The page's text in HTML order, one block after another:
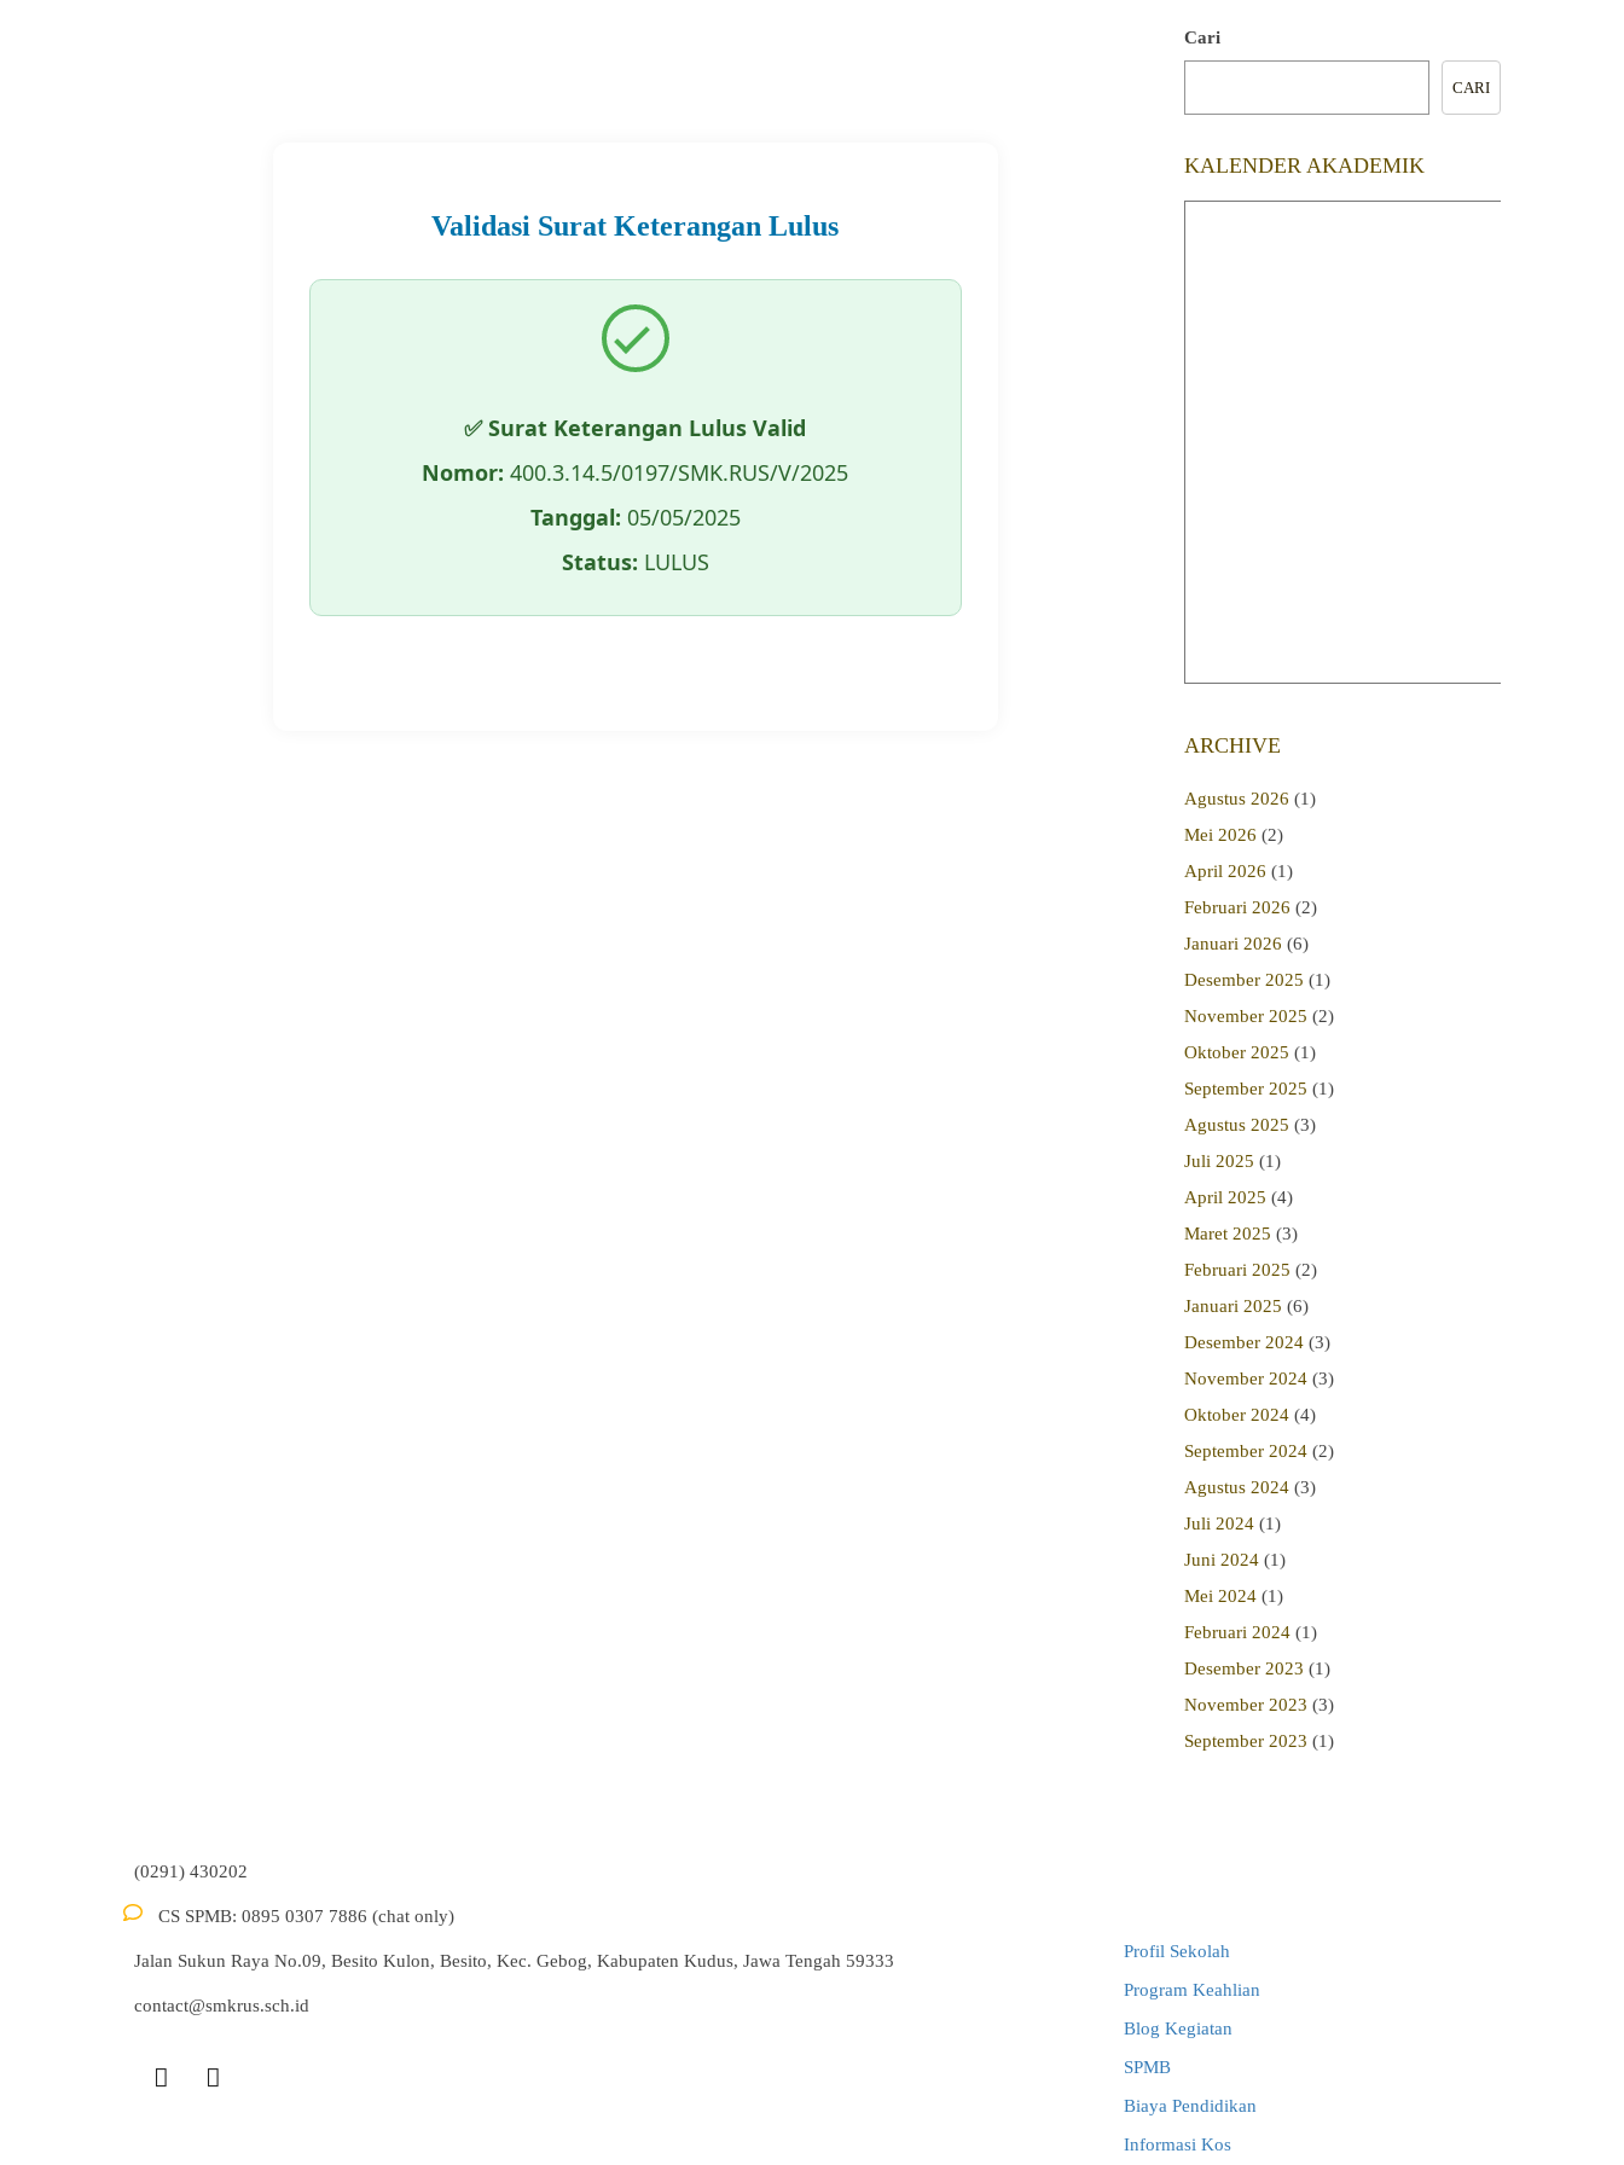
Validasi Surat Keterangan Lulus
✅ Surat Keterangan Lulus Valid
Nomor: 400.3.14.5/0197/SMK.RUS/V/2025
Tanggal: 05/05/2025
Status: LULUS
Cari
CARI
KALENDER AKADEMIK
ARCHIVE
Agustus 2026 (1)
Mei 2026 (2)
April 2026 (1)
Februari 2026 (2)
Januari 2026 (6)
Desember 2025 (1)
November 2025 (2)
Oktober 2025 (1)
September 2025 (1)
Agustus 2025 (3)
Juli 2025 (1)
April 2025 (4)
Maret 2025 (3)
Februari 2025 (2)
Januari 2025 (6)
Desember 2024(3)
November 2024(3)
Oktober 2024(4)
September 2024(2)
Agustus 2024(3)
Juli 2024(1)
Juni 2024(1)
Mei 2024(1)
Februari 2024(1)
Desember 2023 (1)
November 2023 (3)
September 2023 (1)
(0291) 430202
CS SPMB: 0895 0307 7886 (chat only)
Jalan Sukun Raya No.09, Besito Kulon, Besito, Kec. Gebog, Kabupaten Kudus, Jawa Tengah 59333
contact@smkrus.sch.id
Profil Sekolah
Program Keahlian
Blog Kegiatan
SPMB
Biaya Pendidikan
Informasi Kos